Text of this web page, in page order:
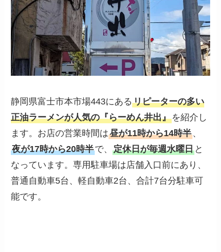
静岡県富士市本市場443にあるリピーターの多い
正油ラーメンが人気の『らーめん井出』を紹介し
ます。お店の営業時間は昼が11時から14時半、
夜が17時から20時半で、定休日が毎週水曜日 と
なっています。専用駐車場は店舗入口前にあり、
普通自動車5台、軽自動車2台、合計7台分駐車可
能です。